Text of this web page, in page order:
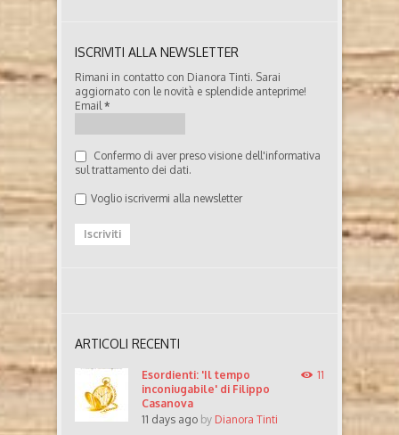
ISCRIVITI ALLA NEWSLETTER
Rimani in contatto con Dianora Tinti. Sarai
aggiornato con le novità e splendide anteprime!
Email*
Confermo di aver preso visione dell'informativa
sul trattamento dei dati.
Voglio iscrivermi alla newsletter
ARTICOLI RECENTI
Esordienti: 'Il tempo
inconiugabile' di Filippo
Casanova
11 days ago by Dianora Tinti
11